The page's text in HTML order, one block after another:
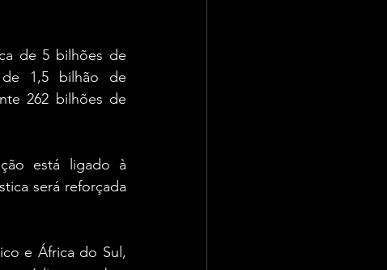
de 5 bilhões de
de 1,5 bilhão de
262 bilhões de
está ligado à
será reforçada
e África do Sul,